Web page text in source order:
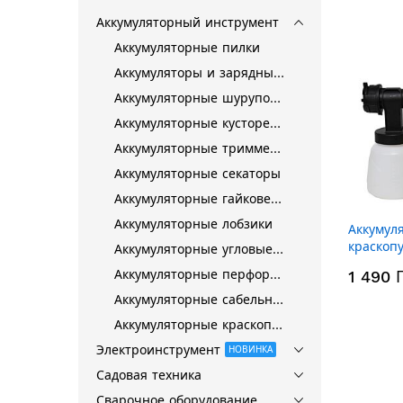
1 490
Аккумуляторный инструмент
Аккумуляторные пилки
Аккумуляторы и зарядные устройства
Аккумуляторные шуруповерты
Аккумуляторные кусторезы
Аккумуляторные триммеры
Аккумуляторные секаторы
Аккумуляторные гайковерты
Аккумуляторные лобзики
Аккумуляторные угловые шлифмашины
Аккумуляторные перфораторы
Аккумуляторные сабельные пилки
Аккумуляторные краскопульты
Электроинструмент
НОВИНКА
Садовая техника